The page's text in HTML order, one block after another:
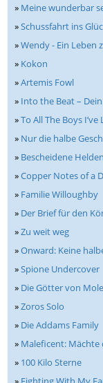
» Meine wunderbar
»Schussfahrt ins
»Wendy - Ein Leben
» Kokon
»Artemis Fowl
» Into the Beat –
»To All The Boys
» Nur die halbe
» Bescheidene
»Copper Notes of a
» Familie Willoughby
» Der Brief für den
»Zu weit weg
»Onward: Keine
»Spione Undercover
» Die Götter von
»Zoros Solo
» Die Addams Family
» Maleficent: Mächte
» 100 Kilo Sterne